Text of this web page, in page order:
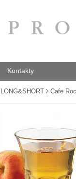
Kontakty
LONG&SHORT Cafe